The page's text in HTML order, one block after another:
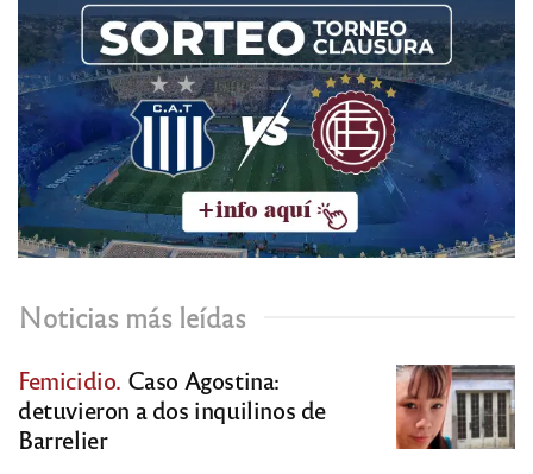
Noticias más leídas
Femicidio. Caso Agostina:
detuvieron a dos inquilinos de
Barrelier